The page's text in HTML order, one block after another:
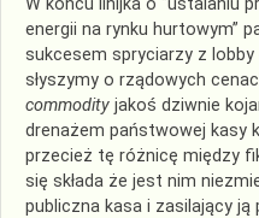
energii na rynku hurtowym”
sukcesem spryciarzy z
słyszymy o rządowych
commodity jakoś dziwnie
drenażem państwowej kasy
przecież tę różnicę między
się składa że jest nim
publiczna kasa i zasilający